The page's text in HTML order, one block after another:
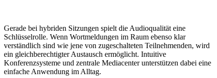
Gerade bei hybriden Sitzungen spielt die Audioqualität eine
Schlüsselrolle. Wenn Wortmeldungen im Raum ebenso klar
verständlich sind wie jene von zugeschalteten Teilnehmenden, wird
ein gleichberechtigter Austausch ermöglicht. Intuitive
Konferenzsysteme und zentrale Mediacenter unterstützen dabei eine
einfache Anwendung im Alltag.